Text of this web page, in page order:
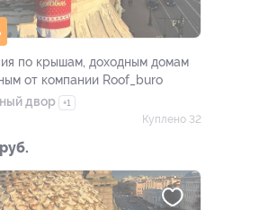
по крышам, доходным домам
от компании Roof_buro
двор
+1
Куплено 32